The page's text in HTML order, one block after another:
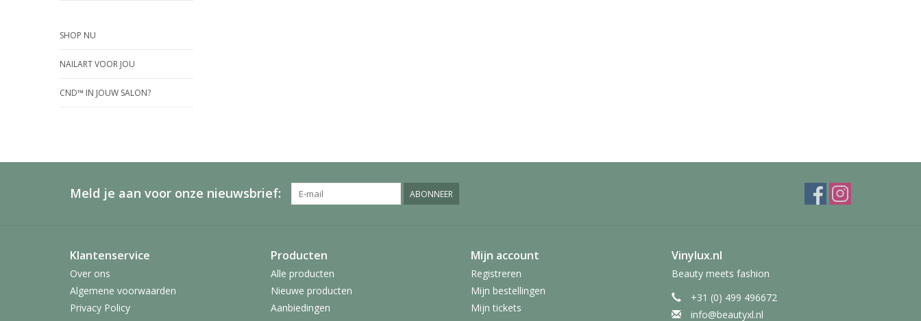
SHOP NU
NAILART VOOR JOU
CND™ IN JOUW SALON?
Meld je aan voor onze nieuwsbrief: ABONNEER
Klantenservice
Over ons
Algemene voorwaarden
Privacy Policy
Producten
Alle producten
Nieuwe producten
Aanbiedingen
Mijn account
Registreren
Mijn bestellingen
Mijn tickets
Vinylux.nl
Beauty meets fashion
+31 (0) 499 496672
info@beautyxl.nl